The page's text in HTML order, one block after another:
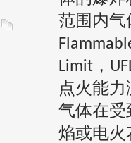
范围内气
Limit ，
点火能
气体在受
焰或电火